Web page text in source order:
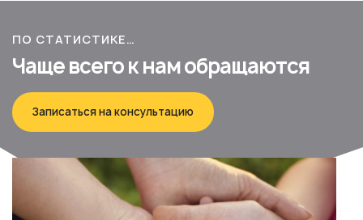
ПО СТАТИСТИКЕ…
Чаще всего к нам обращаются
Записаться на консультацию